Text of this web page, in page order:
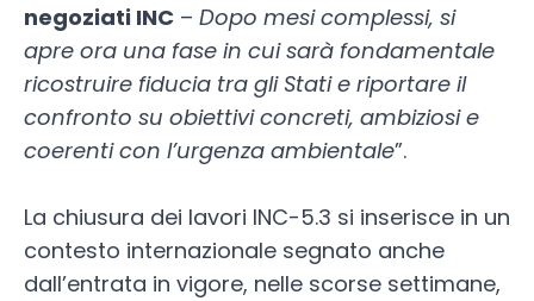
negoziati INC – Dopo mesi complessi, si
apre ora una fase in cui sarà fondamentale
ricostruire fiducia tra gli Stati e riportare il
confronto su obiettivi concreti, ambiziosi e
coerenti con l’urgenza ambientale”.
La chiusura dei lavori INC-5.3 si inserisce in un
contesto internazionale segnato anche
dall’entrata in vigore, nelle scorse settimane,